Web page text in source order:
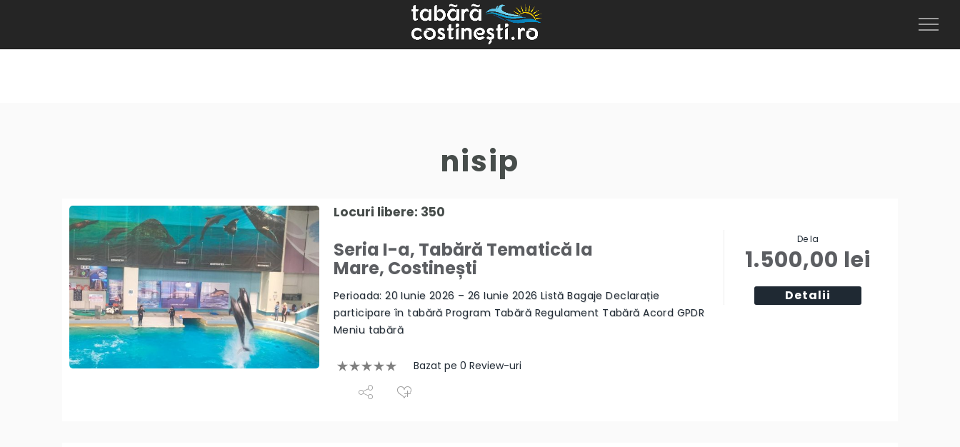
Toggle
nisip
Locuri libere: 350
Seria I-a, Tabără Tematică la
Mare, Costinești
Perioada: 20 Iunie 2026 – 26 Iunie 2026 Listă Bagaje Declarație
participare în tabără Program Tabără Regulament Tabără Acord GPDR
Meniu tabără
Bazat pe 0 Review-uri
De la
1.500,00 lei
Detalii